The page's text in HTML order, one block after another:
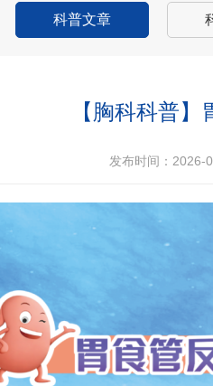
科普文章
【胸科科普
发布时间：2026-